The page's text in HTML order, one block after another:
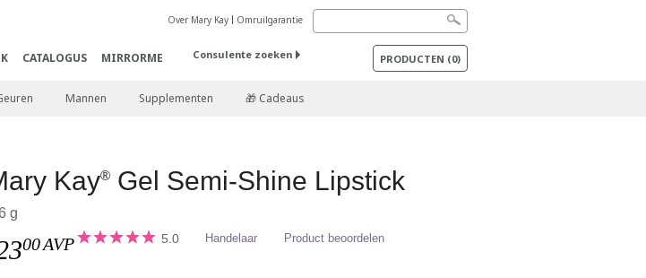
CATALOGUS MIRRORME
Over Mary Kay Omruilgarantie
Consulente zoeken PRODUCTEN (0)
Mannen Supplementen 🎁 Cadeaus
Kay® Gel Semi-Shine Lipstick
g
00AVP 5.0 Handelaar Product beoordelen